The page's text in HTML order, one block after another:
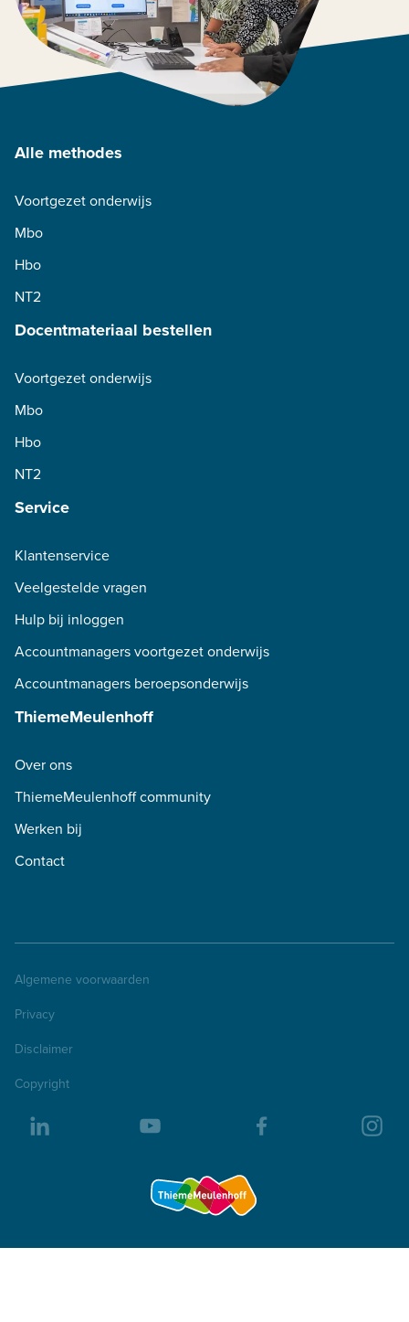
Alle methodes
Voortgezet onderwijs
Mbo
Hbo
NT2
Docentmateriaal bestellen
Voortgezet onderwijs
Mbo
Hbo
NT2
Service
Klantenservice
Veelgestelde vragen
Hulp bij inloggen
Accountmanagers voortgezet onderwijs
Accountmanagers beroepsonderwijs
ThiemeMeulenhoff
Over ons
ThiemeMeulenhoff community
Werken bij
Contact
Algemene voorwaarden
Privacy
Disclaimer
Copyright